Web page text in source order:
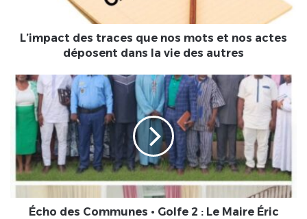
déposent
vie
des
autres
L’impact des traces que nos mots et nos actes
déposent dans la vie des autres
Écho
des
Communes
Le
Écho des Communes • Golfe 2 : Le Maire Éric